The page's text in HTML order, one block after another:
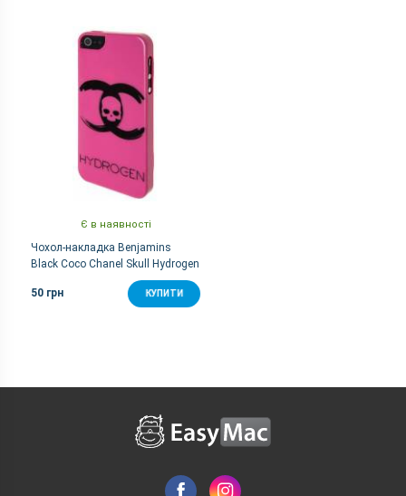
Є в наявності
Чохол-накладка Benjamins
Black Coco Chanel Skull Hydrogen
for iPhone 5/5s (Black/Pink)
50 грн
КУПИТИ